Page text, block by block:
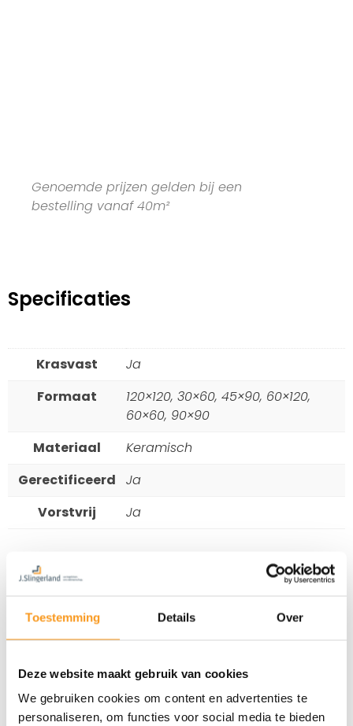
Toestemming Details Over
Deze website maakt gebruik van cookies
We gebruiken cookies om content en advertenties te
personaliseren, om functies voor social media te bieden
Genoemde prijzen gelden bij een
bestelling vanaf 40m²
Specificaties
Krasvast
Ja
Formaat
120×120, 30×60, 45×90, 60×120,
60×60, 90×90
Materiaal
Keramisch
Gerectificeerd
Ja
Vorstvrij
Ja